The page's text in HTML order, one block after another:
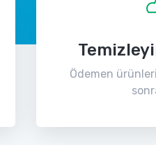
Ödemen